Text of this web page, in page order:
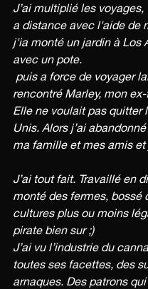
J’ai multiplié les voyages,
a distance avec l'aide de
j'ia monté un jardin à Los
avec un pote.
rencontré Marley, mon
Elle ne voulait pas quitter
Unis. Alors j’ai
ma famille et mes amis et
J’ai tout fait. Travaillé en
monté des fermes, bossé
cultures plus ou moins
pirate bien sur ;)
J’ai vu l’industrie du
toutes ses facettes, des
arnaques. Des patrons